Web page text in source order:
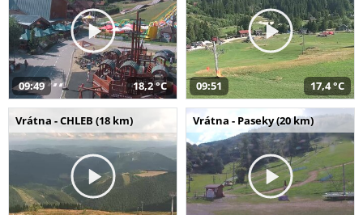
09:49 18,2 °C 09:51 17,4 °C
Vrátna - CHLEB (18 km) Vrátna - Paseky (20 km)